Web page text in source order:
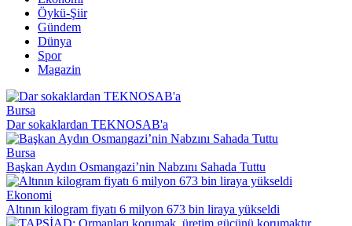
Öykü-Şiir
Gündem
Dünya
Spor
Magazin
Bursa
Dar sokaklardan TEKNOSAB'a
Bursa
Başkan Aydın Osmangazi’nin Nabzını Sahada Tuttu
Ekonomi
Altının kilogram fiyatı 6 milyon 673 bin liraya yükseldi